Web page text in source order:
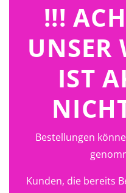
!!!
UNSER
IST
Bestellungen
Kunden, die bereits